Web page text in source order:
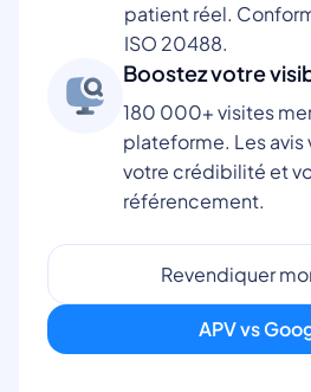
patient réel.
ISO 20488.
Boostez votre
180 000+ visites
plateforme. Les
votre crédibilité et
référencement.
Revendiquer
APV vs